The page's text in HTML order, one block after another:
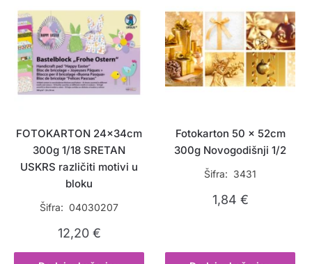
FOTOKARTON 24x34cm
300g 1/18 SRETAN
USKRS različiti motivi u
bloku
Šifra: 04030207
12,20 €
Fotokarton 50 x 52cm
300g Novogodišnji 1/2
Šifra: 3431
1,84 €